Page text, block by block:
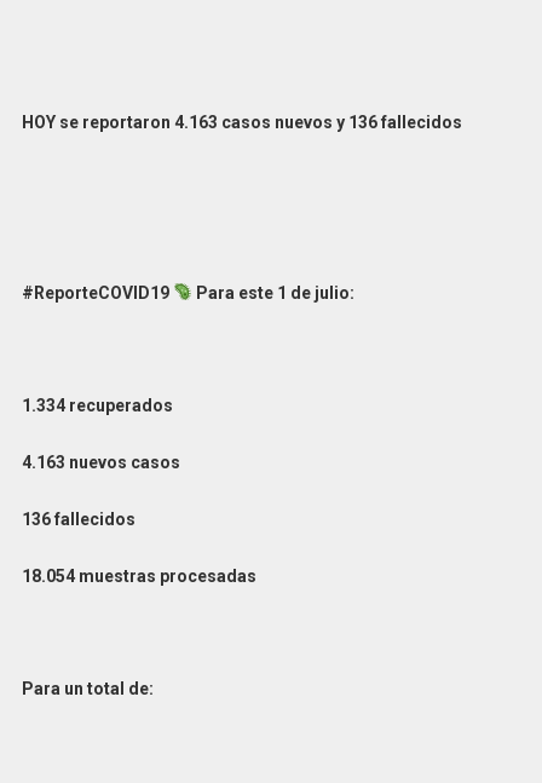
HOY se reportaron 4.163 casos nuevos y 136 fallecidos
#ReporteCOVID19 Para este 1 de julio:
1.334 recuperados
4.163 nuevos casos
136 fallecidos
18.054 muestras procesadas
Para un total de: